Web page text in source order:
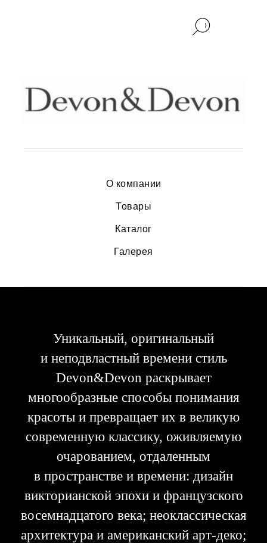
О компании
Товары
Каталог
Галерея
Уникальный, оригинальный
и неподвластный времени стиль
Devon&Devon раскрывает
многообразные способы понимания
красоты и превращает их в великую
современную классику, оживляемую
очарованием, отдаленным
в пространстве и времени: дизайн
викторианской эпохи и французского
восемнадцатого века; неоклассическая
архитектура и американский арт-деко;